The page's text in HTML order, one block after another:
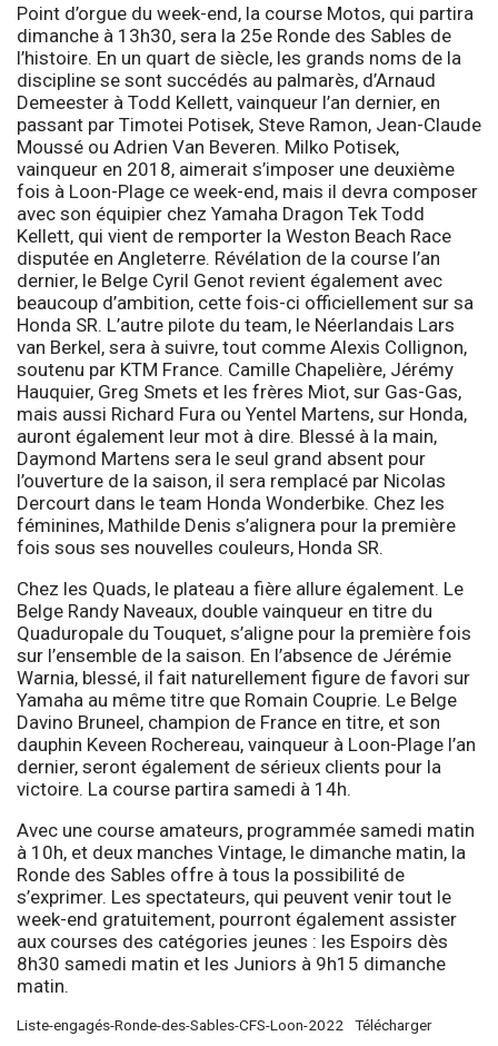
Point d’orgue du week-end, la course Motos, qui partira
dimanche à 13h30, sera la 25e Ronde des Sables de
l’histoire. En un quart de siècle, les grands noms de la
discipline se sont succédés au palmarès, d’Arnaud
Demeester à Todd Kellett, vainqueur l’an dernier, en
passant par Timotei Potisek, Steve Ramon, Jean-Claude
Moussé ou Adrien Van Beveren. Milko Potisek,
vainqueur en 2018, aimerait s’imposer une deuxième
fois à Loon-Plage ce week-end, mais il devra composer
avec son équipier chez Yamaha Dragon Tek Todd
Kellett, qui vient de remporter la Weston Beach Race
disputée en Angleterre. Révélation de la course l’an
dernier, le Belge Cyril Genot revient également avec
beaucoup d’ambition, cette fois-ci officiellement sur sa
Honda SR. L’autre pilote du team, le Néerlandais Lars
van Berkel, sera à suivre, tout comme Alexis Collignon,
soutenu par KTM France. Camille Chapelière, Jérémy
Hauquier, Greg Smets et les frères Miot, sur Gas-Gas,
mais aussi Richard Fura ou Yentel Martens, sur Honda,
auront également leur mot à dire. Blessé à la main,
Daymond Martens sera le seul grand absent pour
l’ouverture de la saison, il sera remplacé par Nicolas
Dercourt dans le team Honda Wonderbike. Chez les
féminines, Mathilde Denis s’alignera pour la première
fois sous ses nouvelles couleurs, Honda SR.
Chez les Quads, le plateau a fière allure également. Le
Belge Randy Naveaux, double vainqueur en titre du
Quaduropale du Touquet, s’aligne pour la première fois
sur l’ensemble de la saison. En l’absence de Jérémie
Warnia, blessé, il fait naturellement figure de favori sur
Yamaha au même titre que Romain Couprie. Le Belge
Davino Bruneel, champion de France en titre, et son
dauphin Keveen Rochereau, vainqueur à Loon-Plage l’an
dernier, seront également de sérieux clients pour la
victoire. La course partira samedi à 14h.
Avec une course amateurs, programmée samedi matin
à 10h, et deux manches Vintage, le dimanche matin, la
Ronde des Sables offre à tous la possibilité de
s’exprimer. Les spectateurs, qui peuvent venir tout le
week-end gratuitement, pourront également assister
aux courses des catégories jeunes : les Espoirs dès
8h30 samedi matin et les Juniors à 9h15 dimanche
matin.
Liste-engagés-Ronde-des-Sables-CFS-Loon-2022 Télécharger